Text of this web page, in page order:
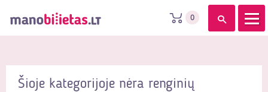
0
Šioje kategorijoje nėra renginių